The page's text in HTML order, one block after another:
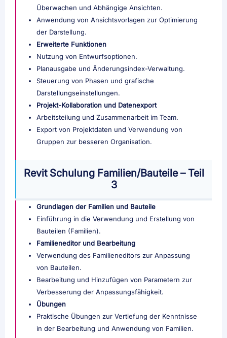
Überwachen und Abhängige Ansichten.
Anwendung von Ansichtsvorlagen zur Optimierung
der Darstellung.
Erweiterte Funktionen
Nutzung von Entwurfsoptionen.
Planausgabe und Änderungsindex-Verwaltung.
Steuerung von Phasen und grafische
Darstellungseinstellungen.
Projekt-Kollaboration und Datenexport
Arbeitsteilung und Zusammenarbeit im Team.
Export von Projektdaten und Verwendung von
Gruppen zur besseren Organisation.
Revit Schulung Familien/Bauteile – Teil
3
Grundlagen der Familien und Bauteile
Einführung in die Verwendung und Erstellung von
Bauteilen (Familien).
Familieneditor und Bearbeitung
Verwendung des Familieneditors zur Anpassung
von Bauteilen.
Bearbeitung und Hinzufügen von Parametern zur
Verbesserung der Anpassungsfähigkeit.
Übungen
Praktische Übungen zur Vertiefung der Kenntnisse
in der Bearbeitung und Anwendung von Familien.